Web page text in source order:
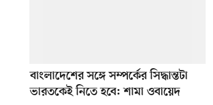
বাংলাদেশের সঙ্গে সম্পর্কের সিদ্ধান্তটা
ভারতকেই নিতে হবে: শামা ওবায়েদ